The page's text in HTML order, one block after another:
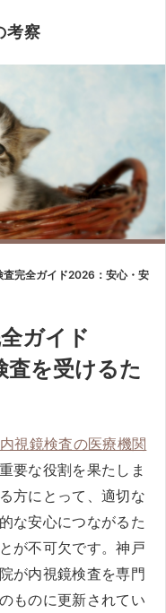
考察
査完全ガイド2026：安心・安
ガイド
を受けるた
視鏡検査の医療機関
要な役割を果たしま
方にとって、適切な
な安心につながるた
が不可欠です。神戸
が内視鏡検査を専門
ものに更新されてい